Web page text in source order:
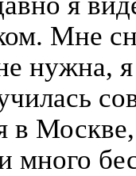
Мне
нужна, я
в
много